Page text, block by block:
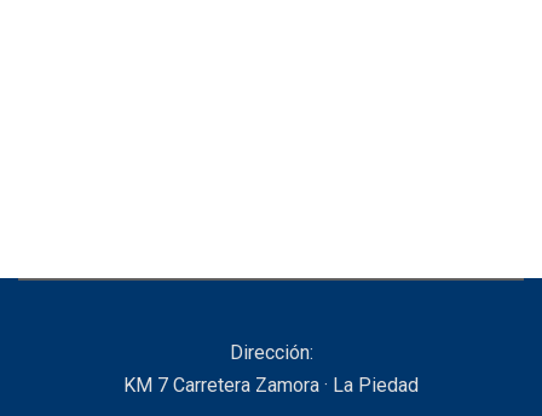
Dirección:
KM 7 Carretera Zamora · La Piedad